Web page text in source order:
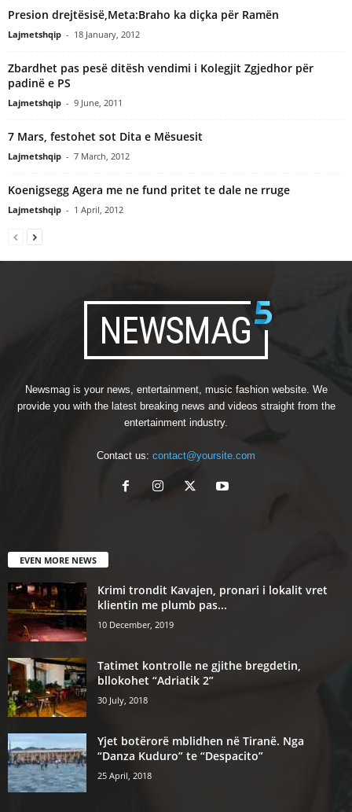
Presion drejtësisë,Meta:Braho ka diçka për Ramën
Lajmetshqip - 18 January, 2012
Zbardhet pas pesë ditësh vendimi i Kolegjit Zgjedhor për
padinë e PS
Lajmetshqip - 9 June, 2011
7 Mars, festohet sot Dita e Mësuesit
Lajmetshqip - 7 March, 2012
Koenigsegg Agera me ne fund pritet te dale ne rruge
Lajmetshqip - 1 April, 2012
Newsmag is your news, entertainment, music fashion website. We
provide you with the latest breaking news and videos straight from the
entertainment industry.
Contact us: contact@yoursite.com
EVEN MORE NEWS
Krimi trondit Kavajen, pronari i lokalit vret
klientin me plumb pas...
10 December, 2019
Tatimet kontrolle ne gjithe bregdetin,
bllokohet “Adriatik 2”
30 July, 2018
Yjet botërorë mblidhen në Tiranë. Nga
“Danza Kuduro” te “Despacito”
25 April, 2018